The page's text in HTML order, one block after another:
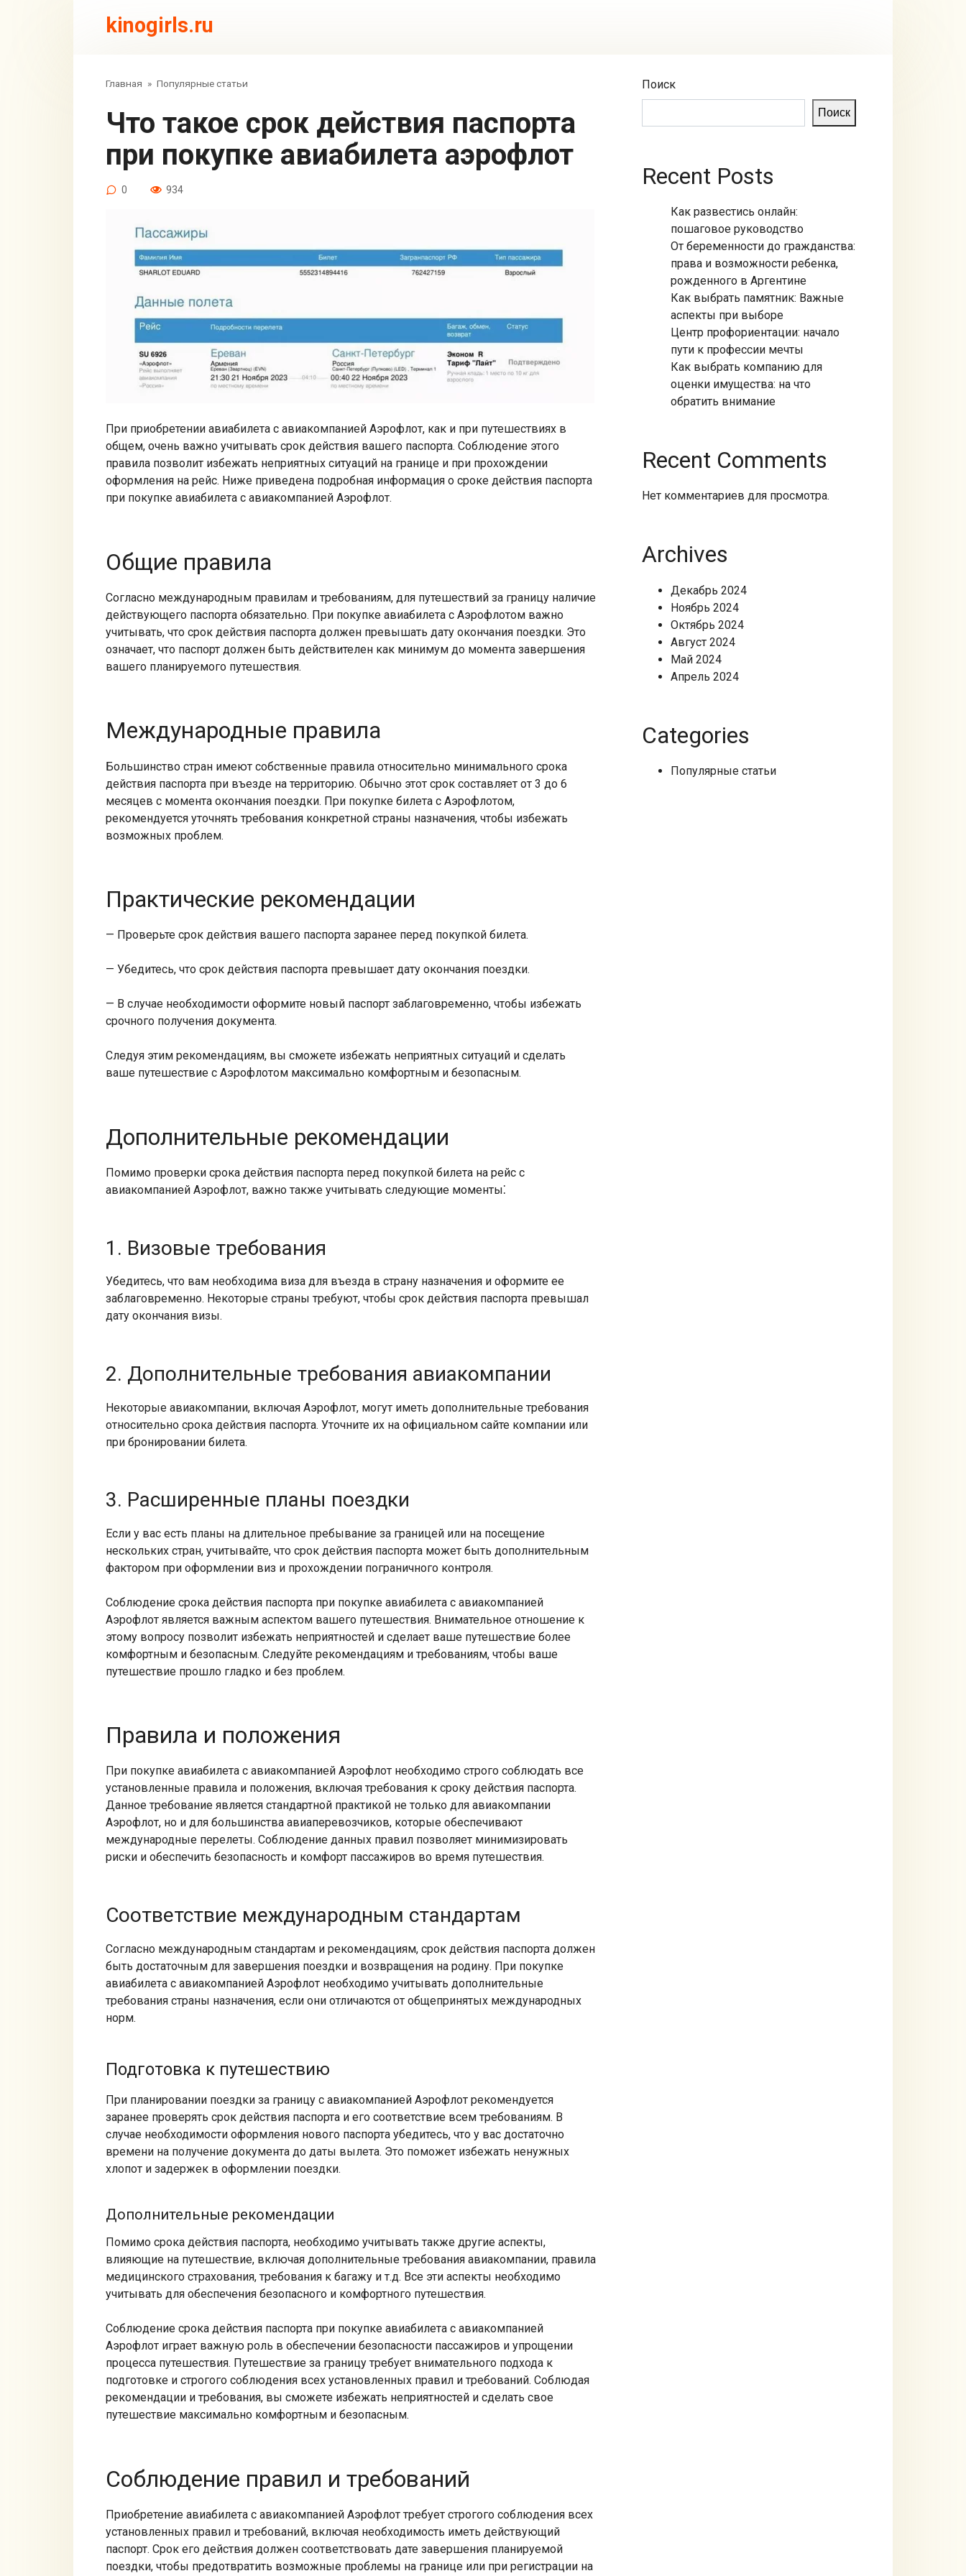
kinogirls.ru
Главная » Популярные статьи
Что такое срок действия паспорта
при покупке авиабилета аэрофлот
0 934
При приобретении авиабилета с авиакомпанией Аэрофлот, как и при путешествиях в
общем, очень важно учитывать срок действия вашего паспорта.​ Соблюдение этого
правила позволит избежать неприятных ситуаций на границе и при прохождении
оформления на рейс.​ Ниже приведена подробная информация о сроке действия паспорта
при покупке авиабилета с авиакомпанией Аэрофлот.​
Общие правила
Согласно международным правилам и требованиям, для путешествий за границу наличие
действующего паспорта обязательно.​ При покупке авиабилета с Аэрофлотом важно
учитывать, что срок действия паспорта должен превышать дату окончания поездки.​ Это
означает, что паспорт должен быть действителен как минимум до момента завершения
вашего планируемого путешествия.​
Международные правила
Большинство стран имеют собственные правила относительно минимального срока
действия паспорта при въезде на территорию.​ Обычно этот срок составляет от 3 до 6
месяцев с момента окончания поездки. При покупке билета с Аэрофлотом,
рекомендуется уточнять требования конкретной страны назначения, чтобы избежать
возможных проблем.​
Практические рекомендации
— Проверьте срок действия вашего паспорта заранее перед покупкой билета.​
— Убедитесь, что срок действия паспорта превышает дату окончания поездки.​
— В случае необходимости оформите новый паспорт заблаговременно, чтобы избежать
срочного получения документа.​
Следуя этим рекомендациям, вы сможете избежать неприятных ситуаций и сделать
ваше путешествие с Аэрофлотом максимально комфортным и безопасным.​
Дополнительные рекомендации
Помимо проверки срока действия паспорта перед покупкой билета на рейс с
авиакомпанией Аэрофлот, важно также учитывать следующие моменты⁚
1.​ Визовые требования
Убедитесь, что вам необходима виза для въезда в страну назначения и оформите ее
заблаговременно.​ Некоторые страны требуют, чтобы срок действия паспорта превышал
дату окончания визы.​
2.​ Дополнительные требования авиакомпании
Некоторые авиакомпании, включая Аэрофлот, могут иметь дополнительные требования
относительно срока действия паспорта.​ Уточните их на официальном сайте компании или
при бронировании билета.​
3.​ Расширенные планы поездки
Если у вас есть планы на длительное пребывание за границей или на посещение
нескольких стран, учитывайте, что срок действия паспорта может быть дополнительным
фактором при оформлении виз и прохождении пограничного контроля.​
Соблюдение срока действия паспорта при покупке авиабилета с авиакомпанией
Аэрофлот является важным аспектом вашего путешествия.​ Внимательное отношение к
этому вопросу позволит избежать неприятностей и сделает ваше путешествие более
комфортным и безопасным. Следуйте рекомендациям и требованиям, чтобы ваше
путешествие прошло гладко и без проблем.​
Правила и положения
При покупке авиабилета с авиакомпанией Аэрофлот необходимо строго соблюдать все
установленные правила и положения, включая требования к сроку действия паспорта.​
Данное требование является стандартной практикой не только для авиакомпании
Аэрофлот, но и для большинства авиаперевозчиков, которые обеспечивают
международные перелеты.​ Соблюдение данных правил позволяет минимизировать
риски и обеспечить безопасность и комфорт пассажиров во время путешествия.​
Соответствие международным стандартам
Согласно международным стандартам и рекомендациям, срок действия паспорта должен
быть достаточным для завершения поездки и возвращения на родину. При покупке
авиабилета с авиакомпанией Аэрофлот необходимо учитывать дополнительные
требования страны назначения, если они отличаются от общепринятых международных
норм.​
Подготовка к путешествию
При планировании поездки за границу с авиакомпанией Аэрофлот рекомендуется
заранее проверять срок действия паспорта и его соответствие всем требованиям. В
случае необходимости оформления нового паспорта убедитесь, что у вас достаточно
времени на получение документа до даты вылета. Это поможет избежать ненужных
хлопот и задержек в оформлении поездки.​
Дополнительные рекомендации
Помимо срока действия паспорта, необходимо учитывать также другие аспекты,
влияющие на путешествие, включая дополнительные требования авиакомпании, правила
медицинского страхования, требования к багажу и т.​д.​ Все эти аспекты необходимо
учитывать для обеспечения безопасного и комфортного путешествия.
Соблюдение срока действия паспорта при покупке авиабилета с авиакомпанией
Аэрофлот играет важную роль в обеспечении безопасности пассажиров и упрощении
процесса путешествия.​ Путешествие за границу требует внимательного подхода к
подготовке и строгого соблюдения всех установленных правил и требований.​ Соблюдая
рекомендации и требования, вы сможете избежать неприятностей и сделать свое
путешествие максимально комфортным и безопасным.​
Соблюдение правил и требований
Приобретение авиабилета с авиакомпанией Аэрофлот требует строгого соблюдения всех
установленных правил и требований, включая необходимость иметь действующий
паспорт.​ Срок его действия должен соответствовать дате завершения планируемой
поездки, чтобы предотвратить возможные проблемы на границе или при регистрации на
Поиск
Поиск
Recent Posts
Как развестись онлайн:
пошаговое руководство
От беременности до гражданства:
права и возможности ребенка,
рожденного в Аргентине
Как выбрать памятник: Важные
аспекты при выборе
Центр профориентации: начало
пути к профессии мечты
Как выбрать компанию для
оценки имущества: на что
обратить внимание
Recent Comments
Нет комментариев для просмотра.
Archives
Декабрь 2024
Ноябрь 2024
Октябрь 2024
Август 2024
Май 2024
Апрель 2024
Categories
Популярные статьи